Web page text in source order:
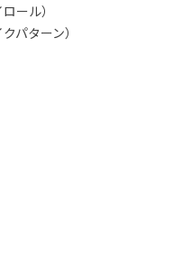
ール）
パターン）